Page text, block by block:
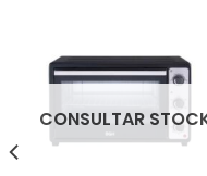
CONSULTAR